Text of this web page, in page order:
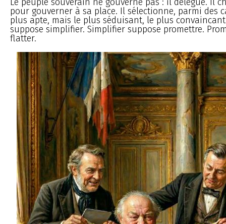
pour gouverner à sa place. Il sélectionne, parmi des
plus apte, mais le plus séduisant, le plus
suppose simplifier. Simplifier suppose promettre.
flatter.